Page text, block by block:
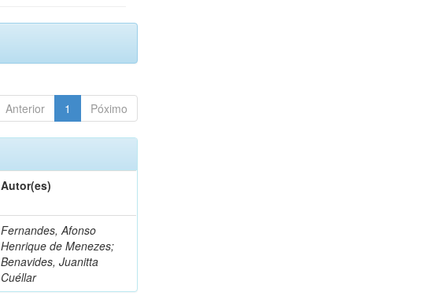
Anterior 1 Póximo
Autor(es)
Fernandes, Afonso
Henrique de Menezes;
Benavides, Juanitta
Cuéllar